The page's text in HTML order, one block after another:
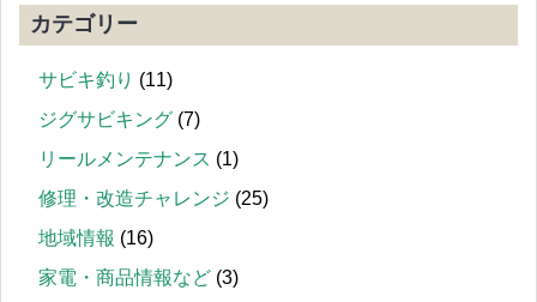
カテゴリー
サビキ釣り (11)
ジグサビキング (7)
リールメンテナンス (1)
修理・改造チャレンジ (25)
地域情報 (16)
家電・商品情報など (3)